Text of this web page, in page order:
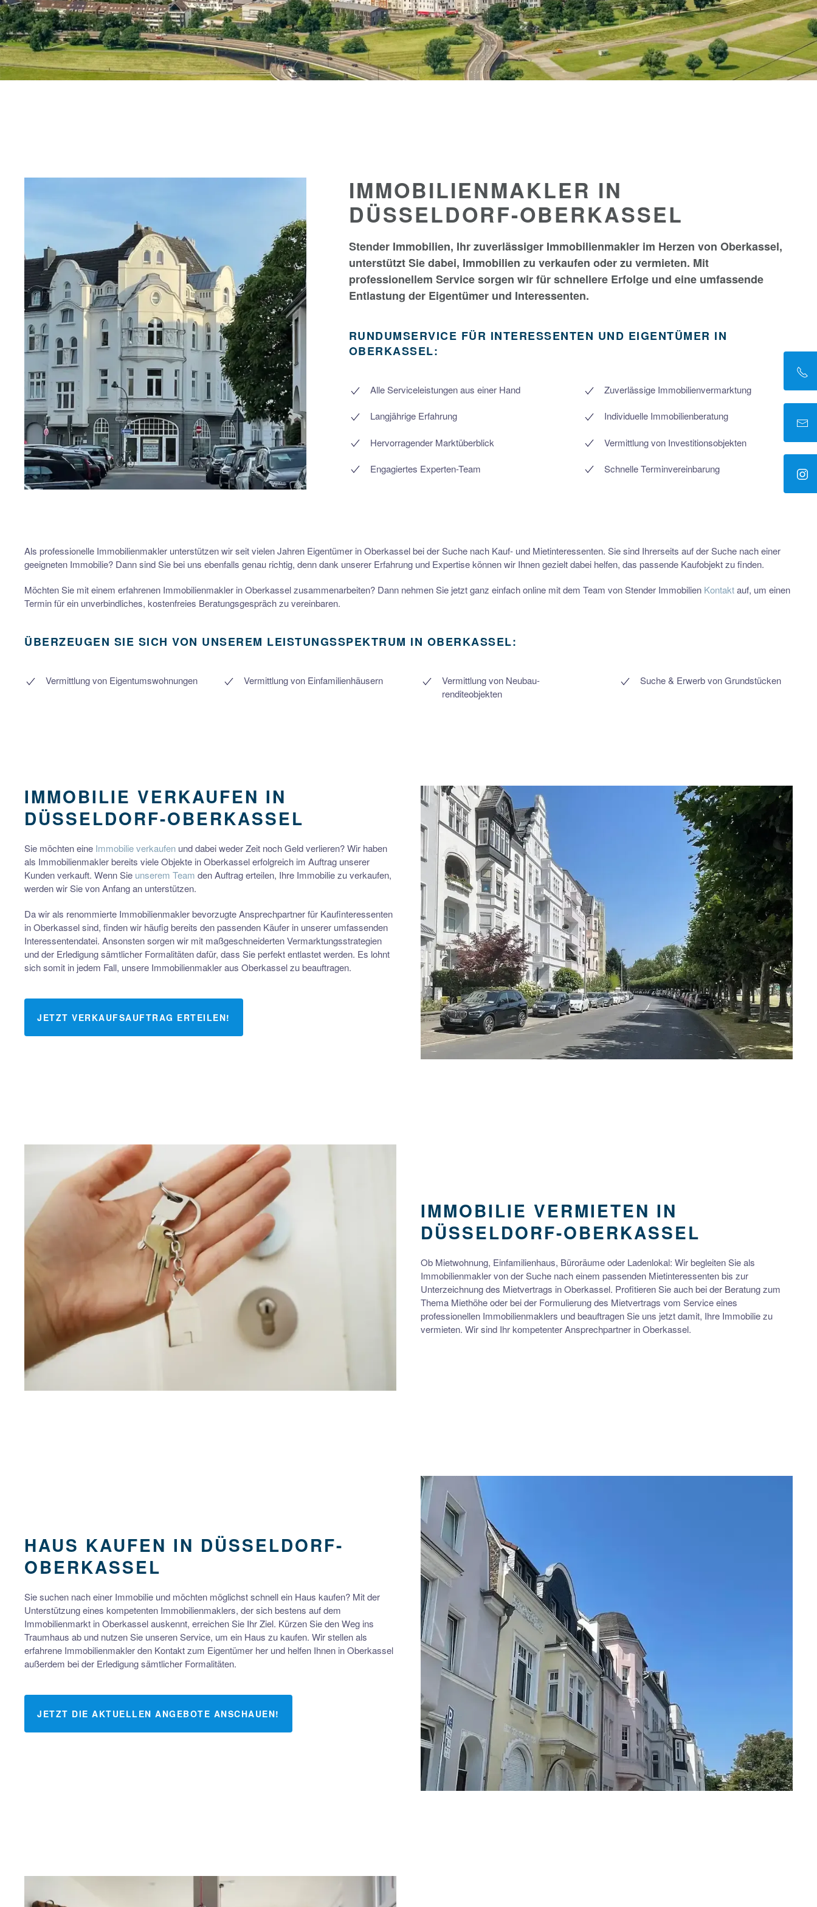
IMMOBILIENMAKLER IN
DÜSSELDORF-OBERKASSEL
Stender Immobilien, Ihr zuverlässiger Immobilienmakler im Herzen von Oberkassel,
unterstützt Sie dabei, Immobilien zu verkaufen oder zu vermieten. Mit
professionellem Service sorgen wir für schnellere Erfolge und eine umfassende
Entlastung der Eigentümer und Interessenten.
RUNDUMSERVICE FÜR INTERESSENTEN UND EIGENTÜMER IN
OBERKASSEL:
Alle Serviceleistungen aus einer Hand
Langjährige Erfahrung
Hervorragender Marktüberblick
Engagiertes Experten-Team
Zuverlässige Immobilienvermarktung
Individuelle Immobilienberatung
Vermittlung von Investitionsobjekten
Schnelle Terminvereinbarung
Als professionelle Immobilienmakler unterstützen wir seit vielen Jahren Eigentümer in Oberkassel bei der Suche nach Kauf- und Mietinteressenten. Sie sind Ihrerseits auf der Suche nach einer
geeigneten Immobilie? Dann sind Sie bei uns ebenfalls genau richtig, denn dank unserer Erfahrung und Expertise können wir Ihnen gezielt dabei helfen, das passende Kaufobjekt zu finden.
Möchten Sie mit einem erfahrenen Immobilienmakler in Oberkassel zusammenarbeiten? Dann nehmen Sie jetzt ganz einfach online mit dem Team von Stender Immobilien Kontaktauf, um einen
Termin für ein unverbindliches, kostenfreies Beratungsgespräch zu vereinbaren.
ÜBERZEUGEN SIE SICH VON UNSEREM LEISTUNGSSPEKTRUM IN OBERKASSEL:
Vermittlung von Eigentumswohnungen Vermittlung von Einfamilienhäusern
Vermittlung von Neubau-
renditeobjekten
Suche & Erwerb von Grundstücken
IMMOBILIE VERKAUFEN IN
DÜSSELDORF-OBERKASSEL
Sie möchten eine Immobilie verkaufen und dabei weder Zeit noch Geld verlieren? Wir haben
als Immobilienmakler bereits viele Objekte in Oberkassel erfolgreich im Auftrag unserer
Kunden verkauft. Wenn Sie unserem Team den Auftrag erteilen, Ihre Immobilie zu verkaufen,
werden wir Sie von Anfang an unterstützen.
Da wir als renommierte Immobilienmakler bevorzugte Ansprechpartner für Kaufinteressenten
in Oberkassel sind, finden wir häufig bereits den passenden Käufer in unserer umfassenden
Interessentendatei. Ansonsten sorgen wir mit maßgeschneiderten Vermarktungsstrategien
und der Erledigung sämtlicher Formalitäten dafür, dass Sie perfekt entlastet werden. Es lohnt
sich somit in jedem Fall, unsere Immobilienmakler aus Oberkassel zu beauftragen.
JETZT VERKAUFSAUFTRAG ERTEILEN!
IMMOBILIE VERMIETEN IN
DÜSSELDORF-OBERKASSEL
Ob Mietwohnung, Einfamilienhaus, Büroräume oder Ladenlokal: Wir begleiten Sie als
Immobilienmakler von der Suche nach einem passenden Mietinteressenten bis zur
Unterzeichnung des Mietvertrags in Oberkassel. Profitieren Sie auch bei der Beratung zum
Thema Miethöhe oder bei der Formulierung des Mietvertrags vom Service eines
professionellen Immobilienmaklers und beauftragen Sie uns jetzt damit, Ihre Immobilie zu
vermieten. Wir sind Ihr kompetenter Ansprechpartner in Oberkassel.
HAUS KAUFEN IN DÜSSELDORF-
OBERKASSEL
Sie suchen nach einer Immobilie und möchten möglichst schnell ein Haus kaufen? Mit der
Unterstützung eines kompetenten Immobilienmaklers, der sich bestens auf dem
Immobilienmarkt in Oberkassel auskennt, erreichen Sie Ihr Ziel. Kürzen Sie den Weg ins
Traumhaus ab und nutzen Sie unseren Service, um ein Haus zu kaufen. Wir stellen als
erfahrene Immobilienmakler den Kontakt zum Eigentümer her und helfen Ihnen in Oberkassel
außerdem bei der Erledigung sämtlicher Formalitäten.
JETZT DIE AKTUELLEN ANGEBOTE ANSCHAUEN!